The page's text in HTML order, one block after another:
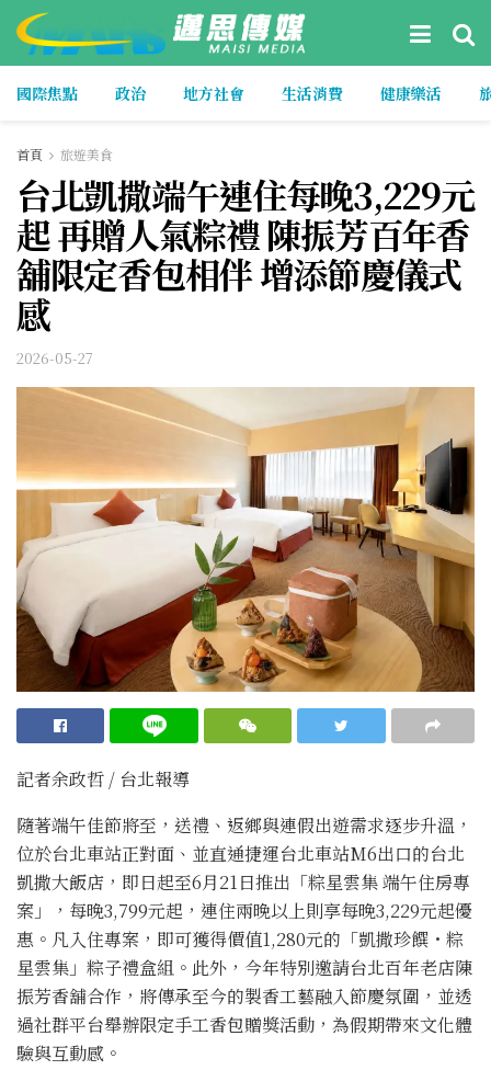
國際焦點 政治 地方社會 生活消費 健康樂活
首頁 旅遊美食
台北凱撒端午連住每晚3,229元
起 再贈人氣粽禮 陳振芳百年香
舖限定香包相伴 增添節慶儀式
感
2026-05-27
記者余政哲 / 台北報導
隨著端午佳節將至，送禮、返鄉與連假出遊需求逐步升溫，
位於台北車站正對面、並直通捷運台北車站M6出口的台北
凱撒大飯店，即日起至6月21日推出「粽星雲集 端午住房專
案」，每晚3,799元起，連住兩晚以上則享每晚3,229元起優
惠。凡入住專案，即可獲得價值1,280元的「凱撒珍饌・粽
星雲集」粽子禮盒組。此外，今年特別邀請台北百年老店陳
振芳香舖合作，將傳承至今的製香工藝融入節慶氛圍，並透
過社群平台舉辦限定手工香包贈獎活動，為假期帶來文化體
驗與互動感。